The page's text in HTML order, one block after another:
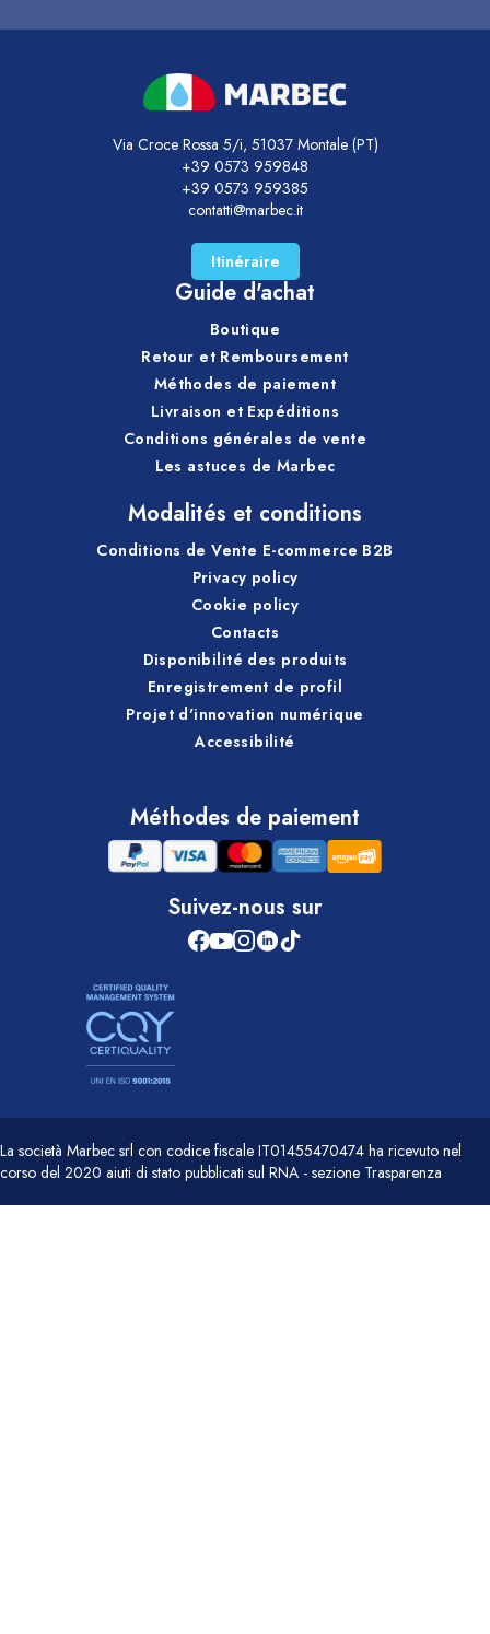
Via Croce Rossa 5/i, 51037 Montale (PT)
+39 0573 959848
+39 0573 959385
contatti@marbec.it
Itinéraire
Guide d'achat
Boutique
Retour et Remboursement
Méthodes de paiement
Livraison et Expéditions
Conditions générales de vente
Les astuces de Marbec
Modalités et conditions
Conditions de Vente E-commerce B2B
Privacy policy
Cookie policy
Contacts
Disponibilité des produits
Enregistrement de profil
Projet d'innovation numérique
Accessibilité
Méthodes de paiement
Suivez-nous sur
La società Marbec srl con codice fiscale IT01455470474 ha ricevuto nel
corso del 2020 aiuti di stato pubblicati sul RNA - sezione Trasparenza